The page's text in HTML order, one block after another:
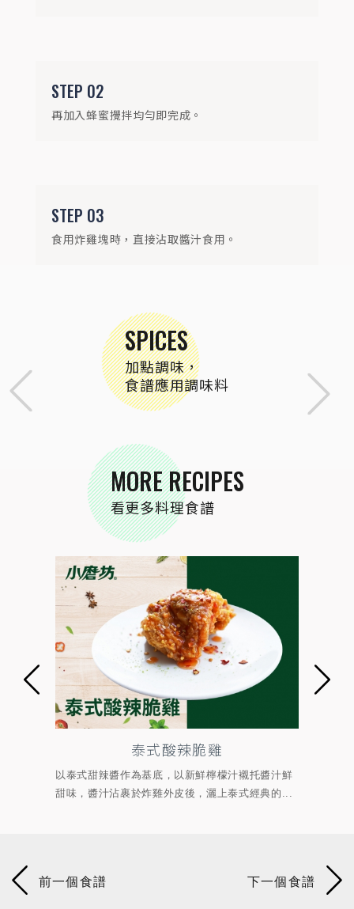
STEP 02
再加入蜂蜜攪拌均勻即完成。
STEP 03
食用炸雞塊時，直接沾取醬汁食用。
SPICES
加點調味，
食譜應用調味料
MORE RECIPES
看更多料理食譜
泰式酸辣脆雞
以泰式甜辣醬作為基底，以新鮮檸檬汁襯托醬汁鮮
甜味，醬汁沾裹於炸雞外皮後，灑上泰式經典的...